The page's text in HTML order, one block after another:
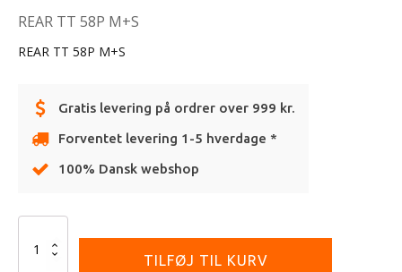
REAR TT 58P M+S
REAR TT 58P M+S
Gratis levering på ordrer over 999 kr.
Forventet levering 1-5 hverdage *
100% Dansk webshop
110/80
TILFØJ TIL KURV